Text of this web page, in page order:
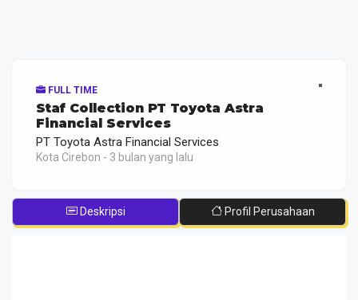
FULL TIME
Staf Collection PT Toyota Astra
Financial Services
PT Toyota Astra Financial Services
Kota Cirebon - 3 bulan yang lalu
Deskripsi Profil Perusahaan